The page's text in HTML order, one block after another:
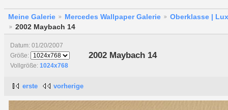
Meine Galerie Mercedes Wallpaper Galerie
Oberklasse |
2002 Maybach 14
Datum: 01/20/2007
Größe:
Vollgröße: 1024x768
2002 Maybach 14
erste vorherige